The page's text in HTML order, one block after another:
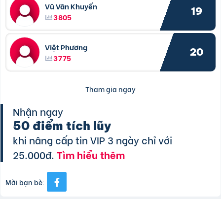
Vũ Văn Khuyến
3805
19
Việt Phương
3775
20
Tham gia ngay
Nhận ngay
50 điểm tích lũy
khi nâng cấp tin VIP 3 ngày chỉ với
25.000đ.Tìm hiểu thêm
Mời bạn bè: